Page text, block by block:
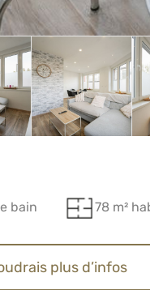
bain 78 m²
plus d’infos